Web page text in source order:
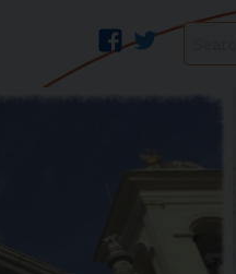
twitter
facebook